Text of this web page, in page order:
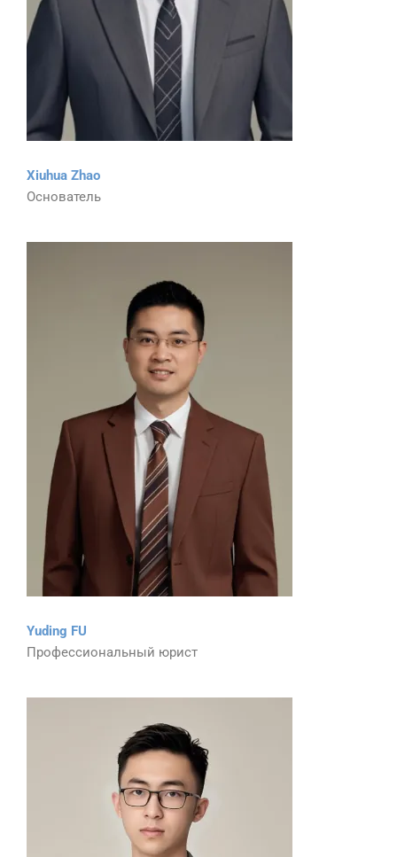
Xiuhua Zhao
Основатель
Yuding FU
Профессиональный юрист